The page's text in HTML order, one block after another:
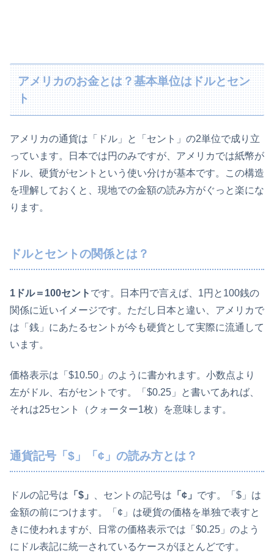
アメリカのお金とは？基本単位はドルとセン
ト
アメリカの通貨は「ドル」と「セント」の2単位で成り立
っています。日本では円のみですが、アメリカでは紙幣が
ドル、硬貨がセントという使い分けが基本です。この構造
を理解しておくと、現地での金額の読み方がぐっと楽にな
ります。
ドルとセントの関係とは？
1ドル＝100セント です。日本円で言えば、1円と100銭の
関係に近いイメージです。ただし日本と違い、アメリカで
は「銭」にあたるセントが今も硬貨として実際に流通して
います。
価格表示は「$10.50」のように書かれます。小数点より
左がドル、右がセントです。「$0.25」と書いてあれば、
それは25セント（クォーター1枚）を意味します。
通貨記号「$」「¢」の読み方とは？
ドルの記号は 「$」 、セントの記号は 「¢」 です。「$」は
金額の前につけます。「¢」は硬貨の価格を単独で表すと
きに使われますが、日常の価格表示では「$0.25」のよう
にドル表記に統一されているケースがほとんどです。